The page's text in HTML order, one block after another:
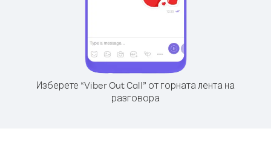
Изберете “Viber Out Call” от горната лента на
разговора